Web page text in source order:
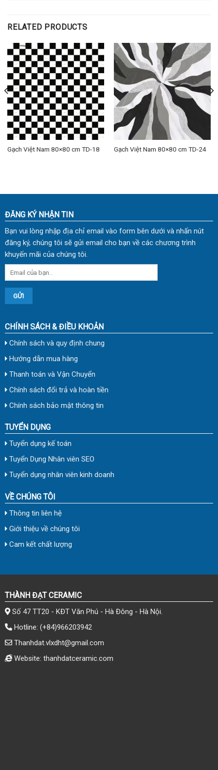
RELATED PRODUCTS
Gạch Việt Nam 80×80 cm TD-18 Gạch Việt Nam 80×80 cm TD-24
ĐĂNG KÝ NHẬN TIN
Bạn vui lòng nhập địa chỉ email vào form bên dưới và nhấn nút
đăng ký, chúng tôi sẽ gửi email cho bạn về các chương trình
khuyến mãi của chúng tôi.
CHÍNH SÁCH & ĐIỀU KHOẢN
Chính sách và quy định chung
Hướng dẫn mua hàng
Thanh toán và Vận Chuyển
Chính sách đổi trả và hoàn tiền
Chính sách bảo mật thông tin
TUYỂN DỤNG
Tuyển dụng kế toán
Tuyển Dụng Nhân viên SEO
Tuyển dụng nhân viên kinh doanh
VỀ CHÚNG TÔI
Thông tin liên hệ
Giới thiệu về chúng tôi
Cam kết chất lượng
THÀNH ĐẠT CERAMIC
Số 47 TT20 - KĐT Văn Phú - Hà Đông - Hà Nội.
Hotline: (+84)966203942
Thanhdat.vlxdht@gmail.com
Website: thanhdatceramic.com